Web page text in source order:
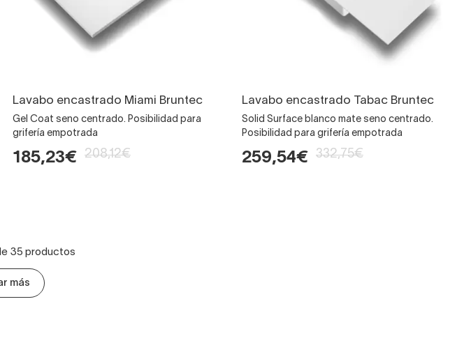
Lavabo encastrado Miami Bruntec
Gel Coat seno centrado. Posibilidad para
grifería empotrada
185,23€ 208,12€
Lavabo encastrado Tabac Bruntec
Solid Surface blanco mate seno centrado.
Posibilidad para grifería empotrada
259,54€ 332,75€
35 productos
más